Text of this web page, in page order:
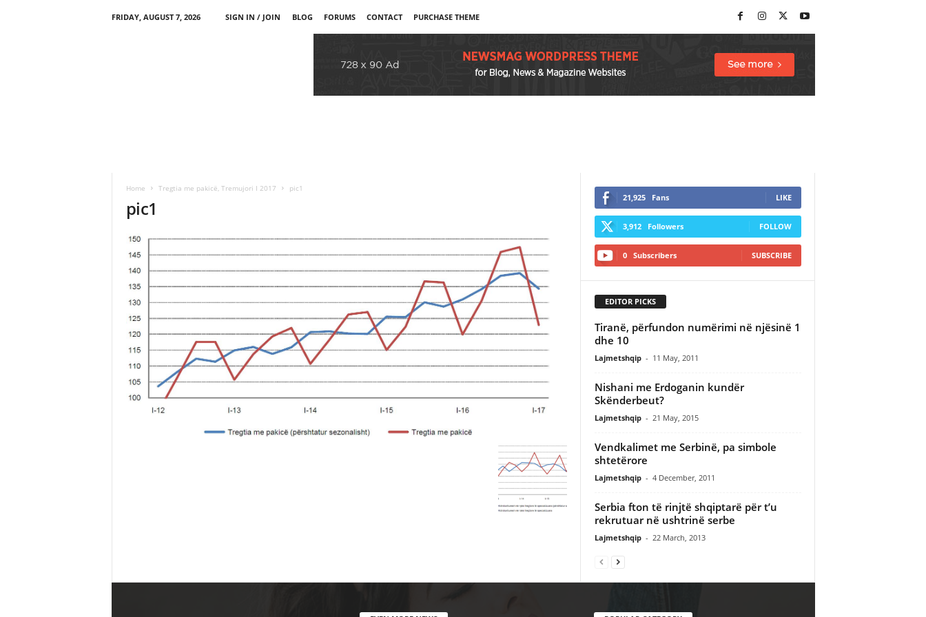
FRIDAY, AUGUST 7, 2026 SIGN IN / JOIN BLOG FORUMS CONTACT PURCHASE THEME
Home Tregtia me pakicë, Tremujori I 2017 pic1
pic1 21,925 Fans LIKE
3,912 Followers FOLLOW
0 Subscribers SUBSCRIBE
EDITOR PICKS
Tiranë, përfundon numërimi në njësinë 1
dhe 10
Lajmetshqip - 11 May, 2011
Nishani me Erdoganin kundër
Skënderbeut?
Lajmetshqip - 21 May, 2015
Vendkalimet me Serbinë, pa simbole
shtetërore
Lajmetshqip - 4 December, 2011
Serbia fton të rinjtë shqiptarë për t’u
rekrutuar në ushtrinë serbe
Lajmetshqip - 22 March, 2013